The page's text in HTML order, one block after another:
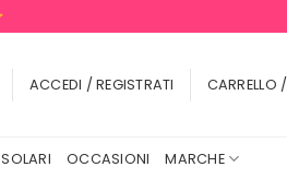
ACCEDI / REGISTRATI CARRELLO /
SOLARI OCCASIONI MARCHE